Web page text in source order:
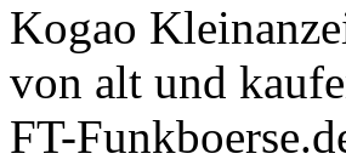
Kogao
von alt und
FT-